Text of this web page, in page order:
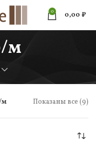
0 0,00 ₽
м
м Показаны все (9)